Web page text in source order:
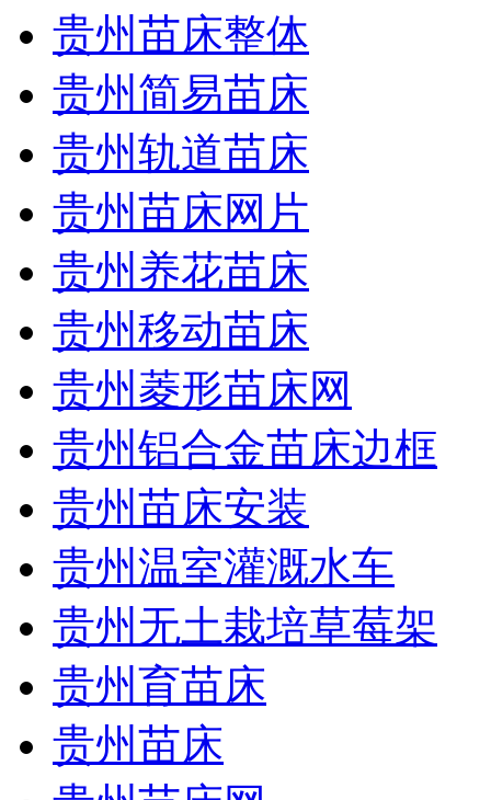
贵州苗床整体
贵州简易苗床
贵州轨道苗床
贵州苗床网片
贵州养花苗床
贵州移动苗床
贵州菱形苗床网
贵州铝合金苗床边框
贵州苗床安装
贵州温室灌溉水车
贵州无土栽培草莓架
贵州育苗床
贵州苗床